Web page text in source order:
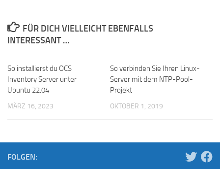
FÜR DICH VIELLEICHT EBENFALLS
INTERESSANT …
So installierst du OCS
Inventory Server unter
Ubuntu 22.04
MÄRZ 16, 2023
So verbinden Sie Ihren Linux-
Server mit dem NTP-Pool-
Projekt
OKTOBER 1, 2019
FOLGEN: